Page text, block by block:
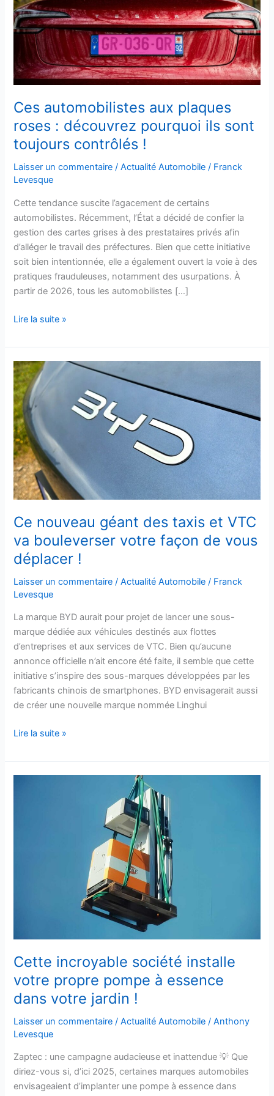
Ces automobilistes aux plaques
roses : découvrez pourquoi ils sont
toujours contrôlés !
Laisser un commentaire /Actualité Automobile / Franck
Levesque
Cette tendance suscite l’agacement de certains
automobilistes. Récemment, l’État a décidé de confier la
gestion des cartes grises à des prestataires privés afin
d’alléger le travail des préfectures. Bien que cette initiative
soit bien intentionnée, elle a également ouvert la voie à des
pratiques frauduleuses, notamment des usurpations. À
partir de 2026, tous les automobilistes […]
roses
:
découvrez
pourquoi
ils
sont
toujours
contrôlés
!
Lire la suite »
Ce nouveau géant des taxis et VTC
va bouleverser votre façon de vous
déplacer !
Laisser un commentaire /Actualité Automobile / Franck
Levesque
La marque BYD aurait pour projet de lancer une sous-
marque dédiée aux véhicules destinés aux flottes
d’entreprises et aux services de VTC. Bien qu’aucune
annonce officielle n’ait encore été faite, il semble que cette
initiative s’inspire des sous-marques développées par les
fabricants chinois de smartphones. BYD envisagerait aussi
de créer une nouvelle marque nommée Linghui
Ce
nouveau
géant
des
taxis
et
VTC
va
bouleverser
votre
façon
de
vous
déplacer
Lire la suite »
Cette incroyable société installe
votre propre pompe à essence
dans votre jardin !
Laisser un commentaire /Actualité Automobile /Anthony
Levesque
Zaptec : une campagne audacieuse et inattendue 💡 Que
diriez-vous si, d’ici 2025, certaines marques automobiles
envisageaient d’implanter une pompe à essence dans
!